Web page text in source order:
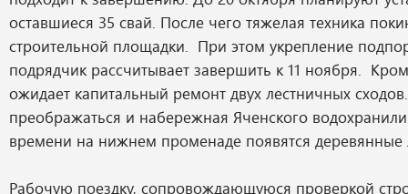
оставшиеся 35 свай. После чего тяжелая техника
строительной площадки. При этом укрепление
подрядчик рассчитывает завершить к 11 ноября.
ожидает капитальный ремонт двух лестничных
преображаться и набережная Яченского
времени на нижнем променаде появятся деревянные
Рабочую поездку, сопровождающуюся проверкой